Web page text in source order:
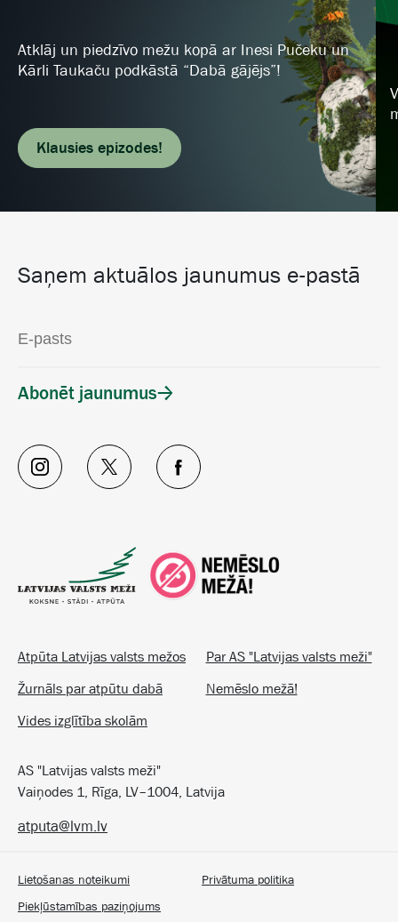
Atklāj un piedzīvo mežu kopā ar Inesi Pučeku un
Kārli Taukaču podkāstā “Dabā gājējs”!
Klausies epizodes!
Atpūta Latvijas valsts mežos
Par AS "Latvijas valsts meži"
Žurnāls par atpūtu dabā
Nemēslo mežā!
Vides izglītība skolām
AS "Latvijas valsts meži"
Vaiņodes 1, Rīga, LV–1004, Latvija
Saņem aktuālos jaunumus e-pastā
Abonēt jaunumus
Lietošanas noteikumi
Privātuma politika
Piekļūstamības paziņojums
atputa@lvm.lv